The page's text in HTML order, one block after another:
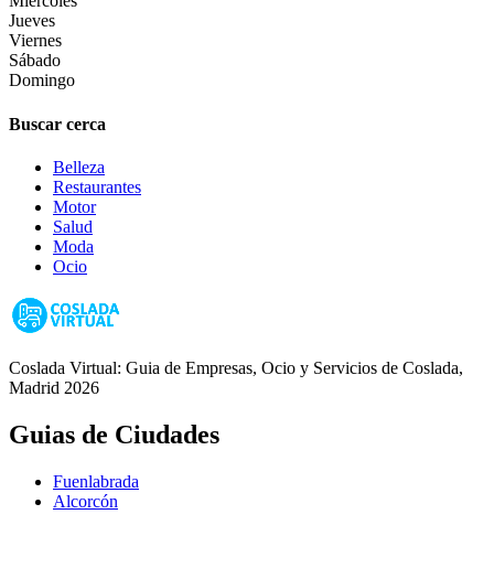
Jueves
Viernes
Sábado
Domingo
Buscar cerca
Belleza
Restaurantes
Motor
Salud
Moda
Ocio
Coslada Virtual: Guia de Empresas, Ocio y Servicios de Coslada,
Madrid 2026
Guias de Ciudades
Fuenlabrada
Alcorcón